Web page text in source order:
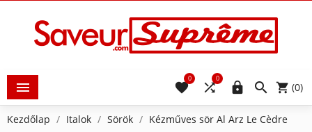
  (0)


0

0
Kezdőlap Italok Sörök Kézműves sör Al Arz Le Cèdre